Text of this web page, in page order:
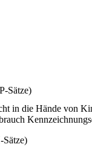
Sätze)
in die Hände von
Sätze)